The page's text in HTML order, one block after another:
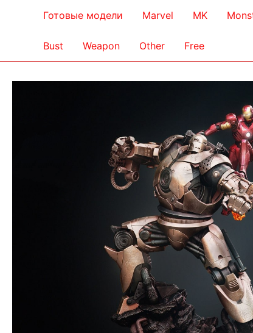
Готовые модели Marvel MK
Bust Weapon Other Free